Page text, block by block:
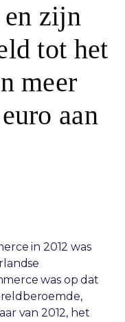
en zijn
tot het
meer
aan
in 2012 was
was op dat
van 2012, het